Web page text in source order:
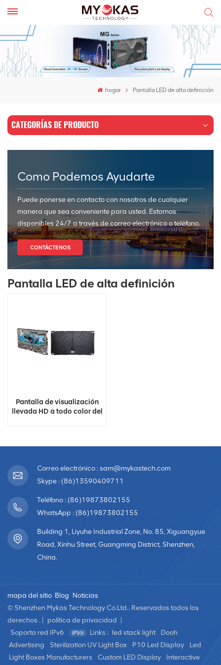
hogar Pantalla LED de alta definición
CATEGORÍAS DE PRODUCTO
Como Podemos Ayudarte
Puede ponerse en contacto con nosotros de cualquier
manera que sea conveniente para usted. Estamos
disponibles 24/7 a través de correo electrónico o teléfono.
CONTÁCTENOS
Pantalla LED de alta definición
Pantalla de visualización
llevada HD a todo color del
Correo electrónico : sam@mykastech.com
Skype : (86)13590409711
Teléfono : (86)19873802155
WhatsApp : (86)19873802155
Building 1, Liyuhe Industrial Zone, No. 85, Xiguangyue
Road, Xinhu Street, Guangming District, Shenzhen,
China.
mapa del sitio Blog Noticias
© Shenzhen Mykas Technology Co.Ltd.. Reservados todos los
derechos . |
política de privacidad
Soporta red IPv6
Links : led stack light
Dooh
Advertising
Sterilization UV Light Box P10 Led Display
Led
Light Boxes Manufacturers
Custom LED Display Interactive